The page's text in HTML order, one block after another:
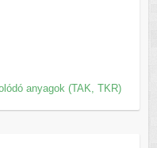
anyagok (TAK, TKR)